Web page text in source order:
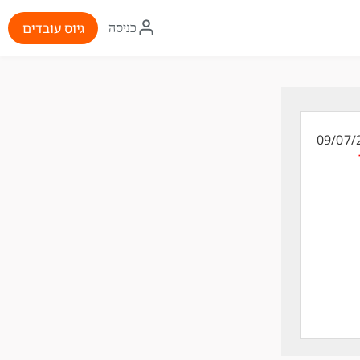
איקון
התחברות
כניסה גיוס עובדים
09/07/